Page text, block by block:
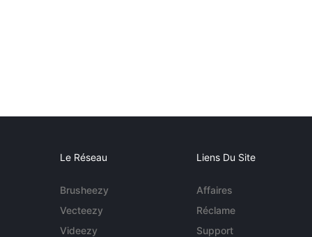
Le Réseau
Brusheezy
Vecteezy
Videezy
Liens Du Site
Affaires
Réclame
Support